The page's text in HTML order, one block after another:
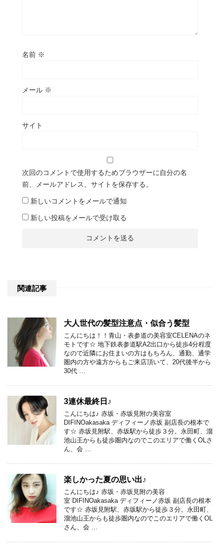
名前 ※
メール ※
サイト
次回のコメントで使用するためブラウザーに自分の名
前、メールアドレス、サイトを保存する。
新しいコメントをメールで通知
新しい投稿をメールで受け取る
関連記事
大人世代の髪型注意点・似合う髪型
こんにちは！！青山・表参道の美容室CELENAのネ
モトです☆ 地下鉄表参道駅A2出口から徒歩4分程度
なので近隣にお住まいの方はもちろん、通勤、通学
圏内の方や遠方からもご来店頂いて、20代後半から
30代 …
3連休最終日♪
こんにちは♪ 赤坂・赤坂見附の美容室
DIFINOakasaka ディフィーノ赤坂 副店長の根本で
す☆ 赤坂見附駅、赤坂駅から徒歩３分。永田町、溜
池山王からも徒歩圏内なのでこのエリアで働くOLさ
ん、会 …
楽しかった夏の思い出♪
こんにちは♪ 赤坂・赤坂見附の美容
室 DIFINOakasaka ディフィーノ赤坂 副店長の根本
です☆ 赤坂見附駅、赤坂駅から徒歩３分。永田町、
溜池山王からも徒歩圏内なのでこのエリアで働くOL
さん、会 …